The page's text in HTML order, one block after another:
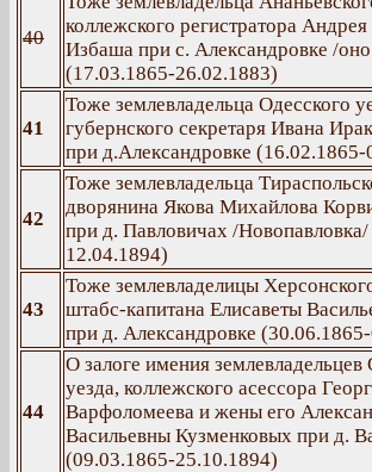
40
коллежского регистратора
Избаша при с. Александровке /
(17.03.1865-26.02.1883)
41
Тоже землевладельца Одесского
губернского секретаря Ивана
при д.Александровке
42
Тоже землевладельца
дворянина Якова Михайлова
при д. Павловичах /
12.04.1894)
43
Тоже землевладелицы
штабс-капитана Елисаветы
при д. Александровке
44
О залоге имения землевладельцев
уезда, коллежского асессора
Варфоломеева и жены его
Васильевны Кузменковых при д.
(09.03.1865-25.10.1894)